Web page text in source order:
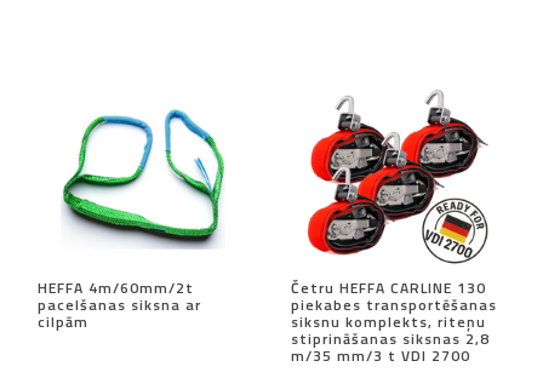
HEFFA 4m/60mm/2t
pacelšanas siksna ar
cilpām
Četru HEFFA CARLINE 130
piekabes transportēšanas
siksnu komplekts, riteņu
stiprināšanas siksnas 2,8
m/35 mm/3 t VDI 2700